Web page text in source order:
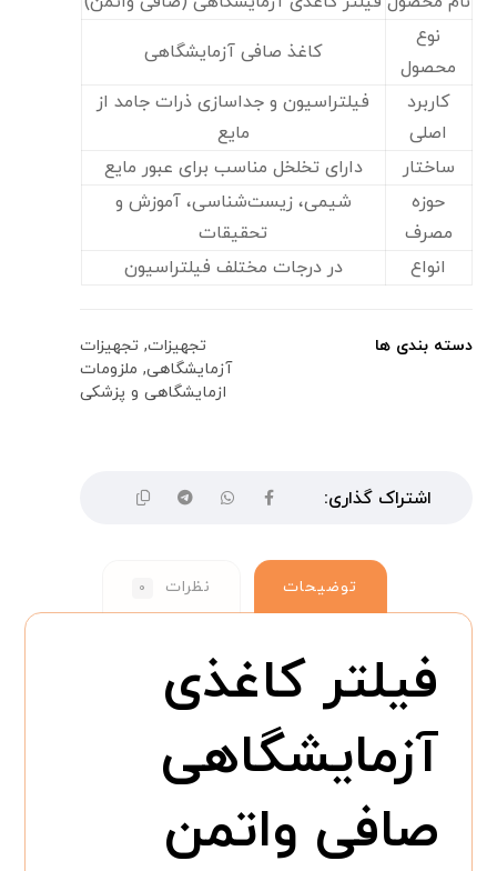
نوع
محصول
کاغذ صافی آزمایشگاهی
کاربرد
اصلی
فیلتراسیون و جداسازی ذرات جامد از
مایع
ساختار
دارای تخلخل مناسب برای عبور مایع
حوزه
مصرف
شیمی، زیست‌شناسی، آموزش و
تحقیقات
انواع
در درجات مختلف فیلتراسیون
دسته بندی ها تجهیزات, تجهیزات
آزمایشگاهی, ملزومات
ازمایشگاهی و پزشکی
توضیحات نظرات ۰
فیلتر کاغذی
آزمایشگاهی
صافی واتمن